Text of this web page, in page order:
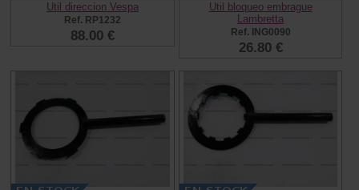
Util direccion Vespa
Ref. RP1232
88.00 €
Util bloqueo embrague
Lambretta
Ref. ING0090
26.80 €